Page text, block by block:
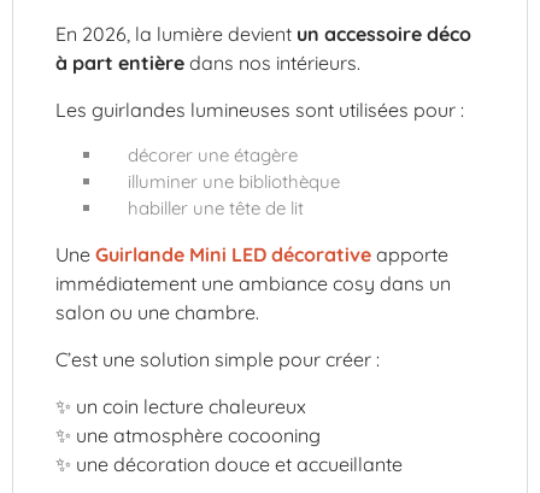
En 2026, la lumière devient un accessoire déco
à part entière dans nos intérieurs.
Les guirlandes lumineuses sont utilisées pour :
décorer une étagère
illuminer une bibliothèque
habiller une tête de lit
Une Guirlande Mini LED décorative apporte
immédiatement une ambiance cosy dans un
salon ou une chambre.
C’est une solution simple pour créer :
✨ un coin lecture chaleureux
✨ une atmosphère cocooning
✨ une décoration douce et accueillante